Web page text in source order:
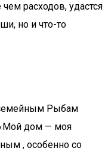
расходов, удастся
но и что-то
семейным Рыбам
«Мой дом — моя
, особенно со